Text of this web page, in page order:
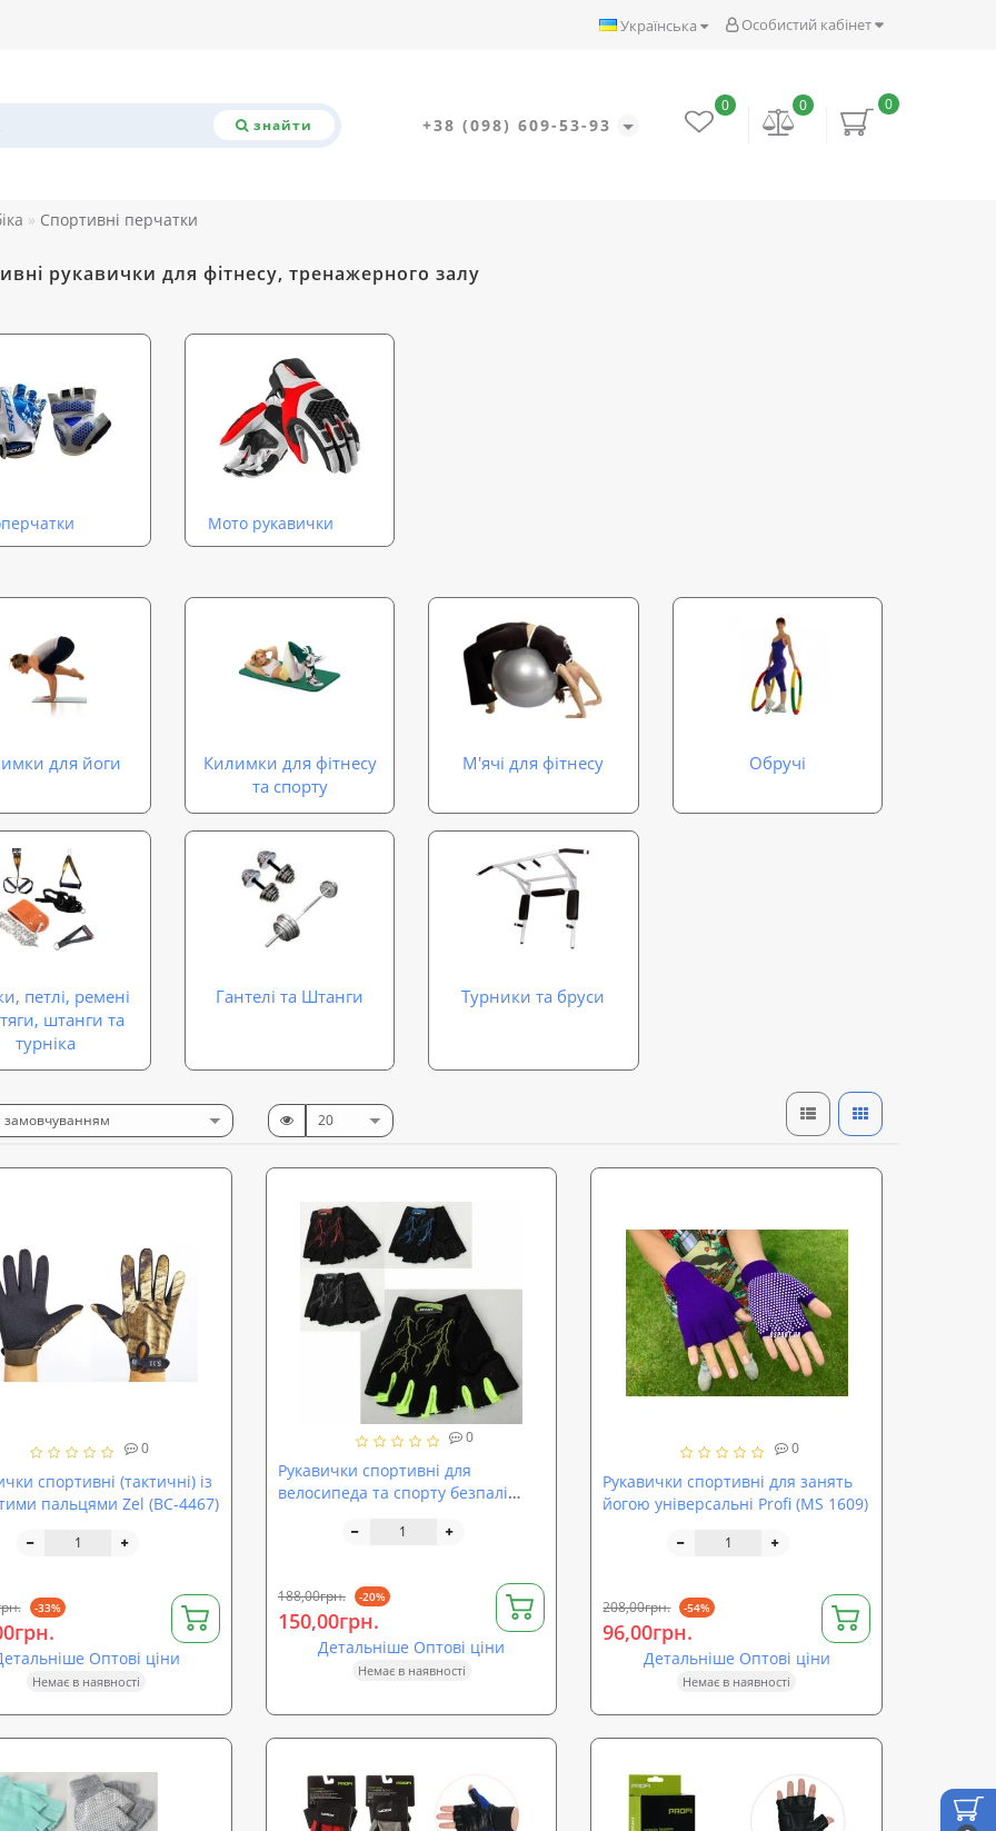
Особистий кабінет
Українська
знайти +38 (098) 609-53-93
0
0
0
Спортивні перчатки
рукавички для фітнесу, тренажерного залу
Мото рукавички
для йоги
Килимки для фітнесу
та спорту
М'ячі для фітнесу Обручі
петлі, ремені
штанги та
турніка
Гантелі та Штанги Турники та бруси
0
спортивні (тактичні) із
пальцями Zel (BC-4467)
-33%
Оптові ціни
Немає в наявності
0
Рукавички спортивні для
велосипеда та спорту безпалі
188,00грн. -20%
150,00грн.
Детальніше Оптові ціни
Немає в наявності
0
Рукавички спортивні для занять
йогою універсальні Profi (MS 1609)
208,00грн. -54%
96,00грн.
Детальніше Оптові ціни
Немає в наявності